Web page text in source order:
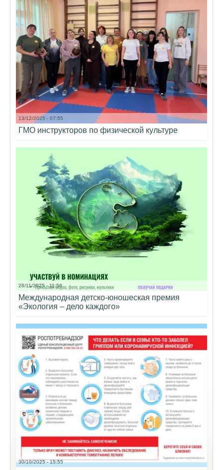
13/12/2025 - 07:55
ГМО инструкторов по физической культуре
28/11/2025 - 11:56
Международная детско-юношеская премия
«Экология – дело каждого»
30/10/2025 - 15:55